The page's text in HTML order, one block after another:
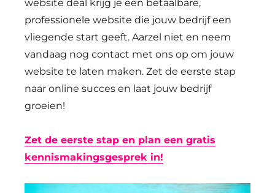
website deal krijg je een betaalbare,
professionele website die jouw bedrijf een
vliegende start geeft. Aarzel niet en neem
vandaag nog contact met ons op om jouw
website te laten maken. Zet de eerste stap
naar online succes en laat jouw bedrijf
groeien!
Zet de eerste stap en plan een gratis
kennismakingsgesprek in!